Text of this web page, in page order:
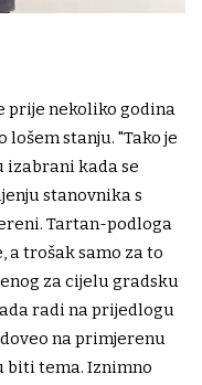
prije nekoliko godina
stanju. "Tako je
izabrani kada se
stanovnika s
Tartan-podloga
a trošak samo za to
za cijelu gradsku
radi na prijedlogu
na primjerenu
biti tema. Iznimno